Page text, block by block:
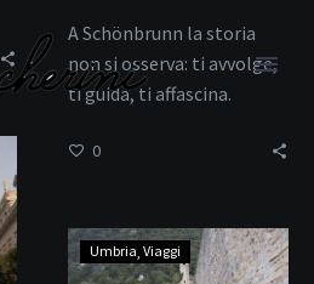
cultura
A Schönbrunn la storia
non si osserva: ti avvolge,
ti guida, ti affascina.
0
Spoleto
Umbria Viaggi